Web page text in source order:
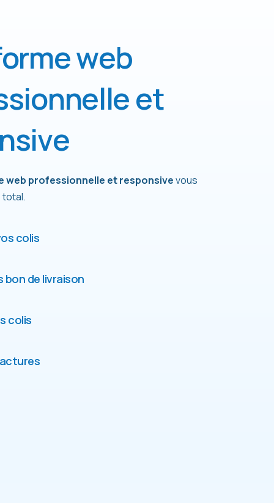
ormeweb
sionnelleet
sive
web professionnelle et responsivevous
total.
colis
bon de livraison
colis